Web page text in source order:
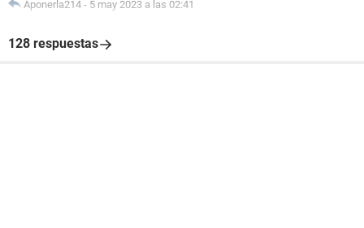
Aponerla214 - 5 may 2023 a las 02:41
128 respuestas